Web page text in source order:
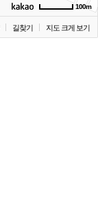
100m
길찾기 지도 크게 보기